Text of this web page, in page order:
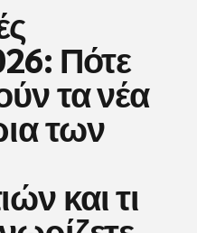
Πότε
τα νέα
των
και τι